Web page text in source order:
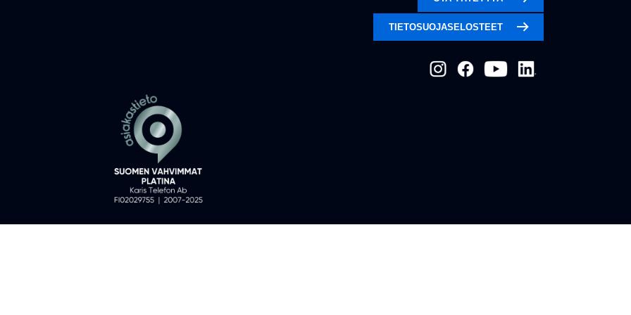
TIETOSUOJASELOSTEET